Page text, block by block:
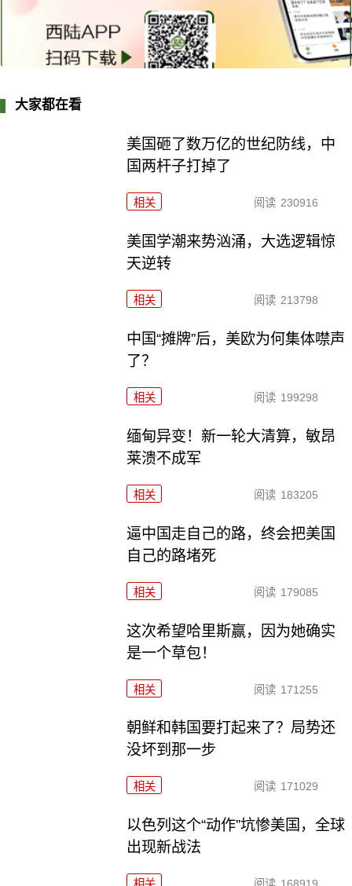
大家都在看
美国砸了数万亿的世纪防线，中
国两杆子打掉了
相关 阅读 230916
美国学潮来势汹涌，大选逻辑惊
天逆转
相关 阅读 213798
中国“摊牌”后，美欧为何集体噤声
了？
相关 阅读 199298
缅甸异变！新一轮大清算，敏昂
莱溃不成军
相关 阅读 183205
逼中国走自己的路，终会把美国
自己的路堵死
相关 阅读 179085
这次希望哈里斯赢，因为她确实
是一个草包！
相关 阅读 171255
朝鲜和韩国要打起来了？局势还
没坏到那一步
相关 阅读 171029
以色列这个“动作”坑惨美国，全球
出现新战法